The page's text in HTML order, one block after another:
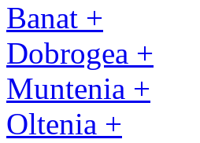
Banat +
Dobrogea +
Muntenia +
Oltenia +